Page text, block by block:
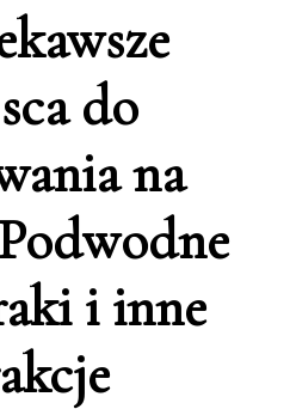
do
na
i inne